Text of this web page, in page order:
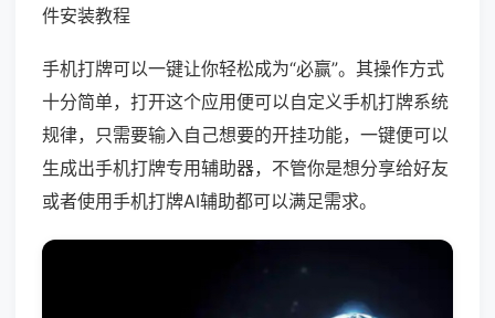
件安装教程
手机打牌可以一键让你轻松成为“必赢”。其操作方式
十分简单，打开这个应用便可以自定义手机打牌系统
规律，只需要输入自己想要的开挂功能，一键便可以
生成出手机打牌专用辅助器，不管你是想分享给好友
或者使用手机打牌AI辅助都可以满足需求。